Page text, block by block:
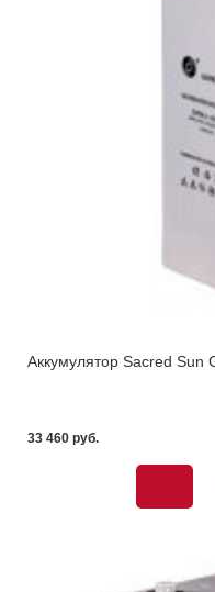
Аккумулятор Sacred Sun
33 460 pуб.